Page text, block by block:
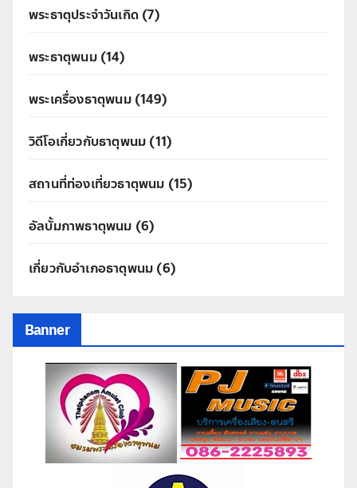
พระธาตุประจำวันเกิด (7)
พระธาตุพนม(14)
พระเครื่องธาตุพนม(149)
วิดีโอเกี่ยวกับธาตุพนม (11)
สถานที่ท่องเที่ยวธาตุพนม (15)
อัลบั้มภาพธาตุพนม (6)
เกี่ยวกับอำเภอธาตุพนม (6)
Banner